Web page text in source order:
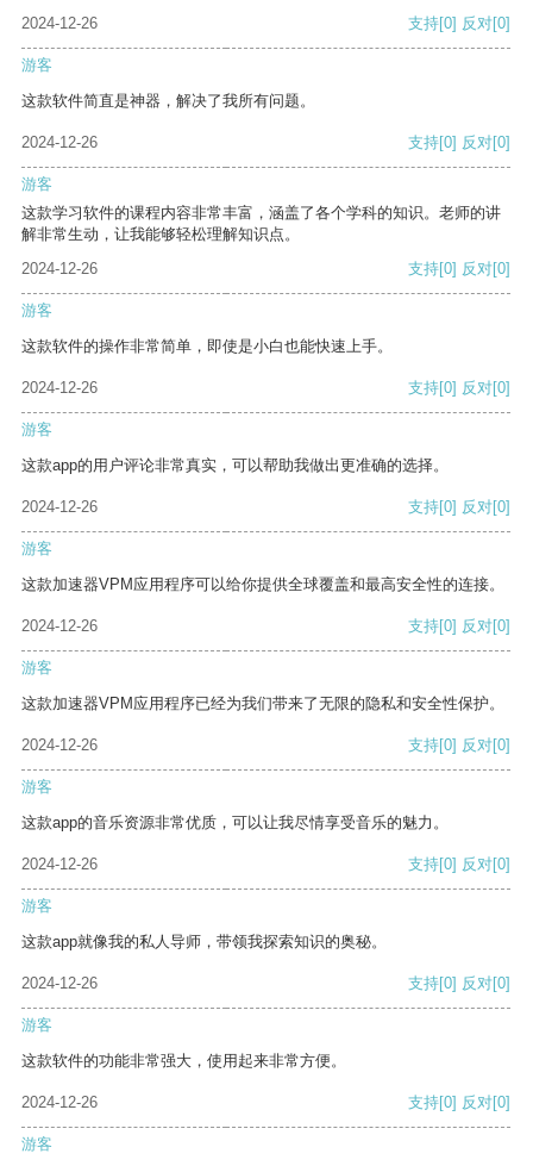
2024-12-26
支持[0] 反对[0]
游客
这款软件简直是神器，解决了我所有问题。
2024-12-26 支持[0] 反对[0]
游客
这款学习软件的课程内容非常丰富，涵盖了各个学科的知识。老师的讲
解非常生动，让我能够轻松理解知识点。
2024-12-26
支持[0] 反对[0]
游客
这款软件的操作非常简单，即使是小白也能快速上手。
2024-12-26 支持[0] 反对[0]
游客
这款app的用户评论非常真实，可以帮助我做出更准确的选择。
2024-12-26 支持[0] 反对[0]
游客
这款加速器VPM应用程序可以给你提供全球覆盖和最高安全性的连接。
2024-12-26 支持[0] 反对[0]
游客
这款加速器VPM应用程序已经为我们带来了无限的隐私和安全性保护。
2024-12-26 支持[0] 反对[0]
游客
这款app的音乐资源非常优质，可以让我尽情享受音乐的魅力。
2024-12-26 支持[0] 反对[0]
游客
这款app就像我的私人导师，带领我探索知识的奥秘。
2024-12-26 支持[0] 反对[0]
游客
这款软件的功能非常强大，使用起来非常方便。
2024-12-26 支持[0] 反对[0]
游客